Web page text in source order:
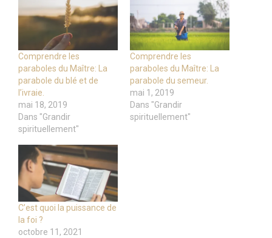
Comprendre les
paraboles du Maître: La
parabole du blé et de
l’ivraie.
mai 18, 2019
Dans "Grandir
spirituellement"
Comprendre les
paraboles du Maître: La
parabole du semeur.
mai 1, 2019
Dans "Grandir
spirituellement"
C’est quoi la puissance de
la foi ?
octobre 11, 2021